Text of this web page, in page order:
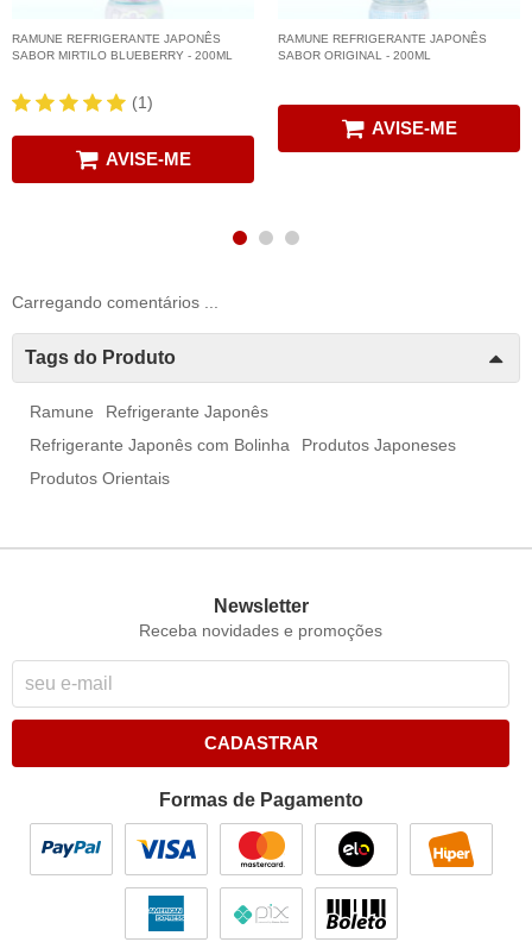
RAMUNE REFRIGERANTE JAPONÊS
SABOR MIRTILO BLUEBERRY - 200ML
(1)
AVISE-ME
RAMUNE REFRIGERANTE JAPONÊS
SABOR ORIGINAL - 200ML
AVISE-ME
Carregando comentários ...
Tags do Produto
Ramune
Refrigerante Japonês
Refrigerante Japonês com Bolinha
Produtos Japoneses
Produtos Orientais
Newsletter
Receba novidades e promoções
CADASTRAR
Formas de Pagamento